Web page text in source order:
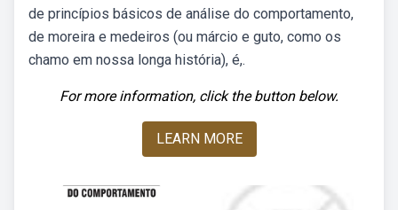
de princípios básicos de análise do comportamento,
de moreira e medeiros (ou márcio e guto, como os
chamo em nossa longa história), é,.
For more information, click the button below.
LEARN MORE